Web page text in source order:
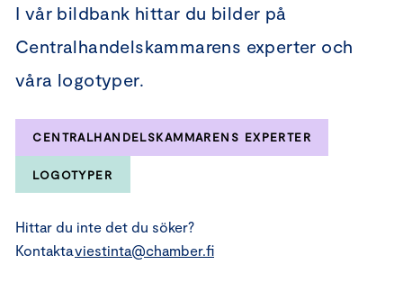
I vår bildbank hittar du bilder på
Centralhandelskammarens experter och
våra logotyper.
CENTRALHANDELSKAMMARENS EXPERTER
LOGOTYPER
Hittar du inte det du söker?
Kontaktaviestinta@chamber.fi